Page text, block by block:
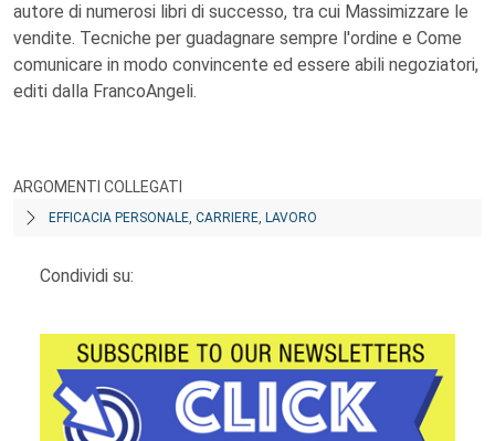
autore di numerosi libri di successo, tra cui Massimizzare le
vendite. Tecniche per guadagnare sempre l'ordine e Come
comunicare in modo convincente ed essere abili negoziatori,
editi dalla FrancoAngeli.
ARGOMENTI COLLEGATI
EFFICACIA PERSONALE, CARRIERE, LAVORO
Condividi su: